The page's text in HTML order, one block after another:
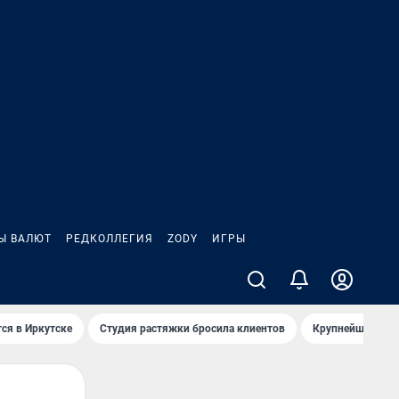
ВАЛЮТ РЕДКОЛЛЕГИЯ ZODY ИГРЫ
в Иркутске Студия растяжки бросила клиентов Крупнейшие